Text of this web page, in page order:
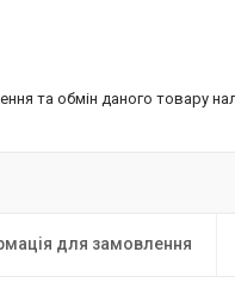
та обмін даного товару
для замовлення